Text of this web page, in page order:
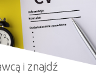
i znajdź